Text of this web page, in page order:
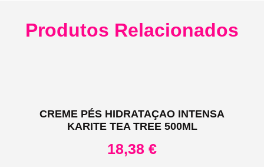
Produtos Relacionados
CREME PÉS HIDRATAÇAO INTENSA
KARITE TEA TREE 500ML
18,38 €